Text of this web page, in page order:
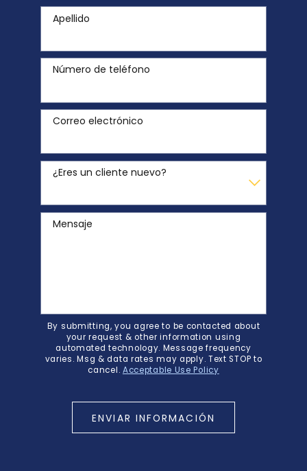
Apellido
Número de teléfono
Correo electrónico
¿Eres un cliente nuevo?
Mensaje
By submitting, you agree to be contacted about
your request & other information using
automated technology. Message frequency
varies. Msg & data rates may apply. Text STOP to
cancel. Acceptable Use Policy
ENVIAR INFORMACIÓN